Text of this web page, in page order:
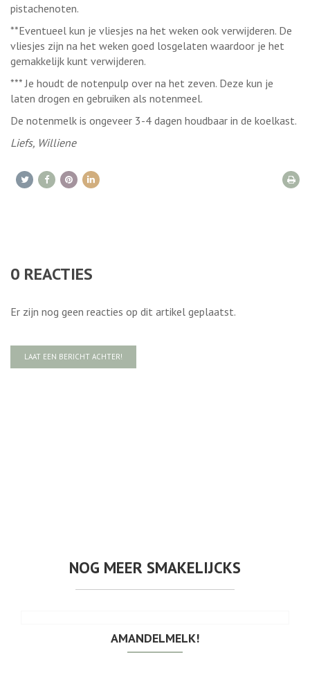
pistachenoten.
**Eventueel kun je vliesjes na het weken ook verwijderen. De
vliesjes zijn na het weken goed losgelaten waardoor je het
gemakkelijk kunt verwijderen.
*** Je houdt de notenpulp over na het zeven. Deze kun je
laten drogen en gebruiken als notenmeel.
De notenmelk is ongeveer 3-4 dagen houdbaar in de koelkast.
Liefs, Williene
0 REACTIES
Er zijn nog geen reacties op dit artikel geplaatst.
LAAT EEN BERICHT ACHTER!
NOG MEER SMAKELIJCKS
AMANDELMELK!